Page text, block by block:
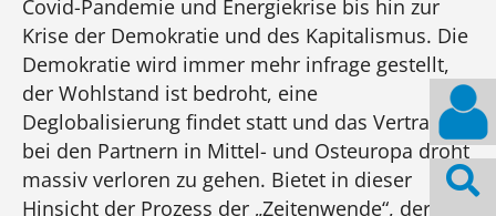
Covid-Pandemie und Energiekrise bis hin zur
Krise der Demokratie und des Kapitalismus. Die
Demokratie wird immer mehr infrage gestellt,
der Wohlstand ist bedroht, eine
Deglobalisierung findet statt und das Vertrauen
bei den Partnern in Mittel- und Osteuropa droht
massiv verloren zu gehen. Bietet in dieser
Hinsicht der Prozess der „Zeitenwende“, der